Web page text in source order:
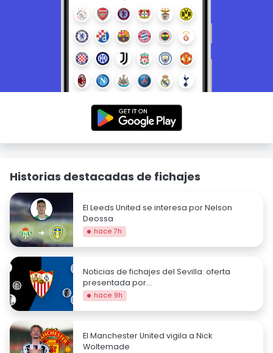
Historias destacadas de fichajes
El Leeds United se interesa por Nelson
Deossa
hace 7h
Noticias de fichajes del Sevilla: oferta
presentada por...
hace 9h
El Manchester United vigila a Nick
Woltemade